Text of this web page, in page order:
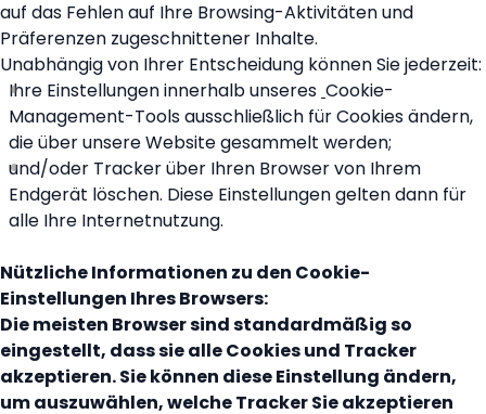
auf das Fehlen auf Ihre Browsing-Aktivitäten und
Präferenzen zugeschnittener Inhalte.
Unabhängig von Ihrer Entscheidung können Sie jederzeit:
Ihre Einstellungen innerhalb unseres Cookie-
Management-Tools ausschließlich für Cookies ändern,
die über unsere Website gesammelt werden;
und/oder Tracker über Ihren Browser von Ihrem
Endgerät löschen. Diese Einstellungen gelten dann für
alle Ihre Internetnutzung.
Nützliche Informationen zu den Cookie-
Einstellungen Ihres Browsers:
Die meisten Browser sind standardmäßig so
eingestellt, dass sie alle Cookies und Tracker
akzeptieren. Sie können diese Einstellung ändern,
um auszuwählen, welche Tracker Sie akzeptieren